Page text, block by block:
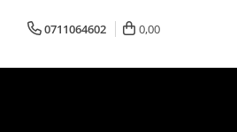
0711064602 0,00